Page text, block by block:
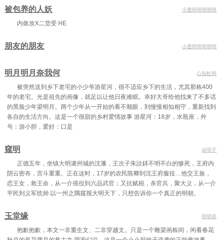
被包养的人妖 小透明明明明明
内敛攻X二货受 HE
朋友的朋友 小透明明明明明
明月明月奈我何 心知杜明
被突然送到乡下老宅的小少爷游星河，很不适应乡下的生活，尤其那栋400
年的老宅。光是祖先的画像，就足以让他日夜难眠。幸好大哥给他找来了不多话
的黑脸少年梁明月。两个少年从一开始的看不顺眼，到慢慢相知相守，重新找到
各自的生活方向。这是一个很甜的乡村爱情故事 游星河：18岁，水瓶座，外
号：游小胆，爱好：口是
窥明 诀明子
正德五年，坐镇大明潞州城的沈藩，王次子朱詮鉌不明不白的惨死，王府内
阴云密布，宫斗重重。正在这时，17岁的农民陈卿到沈王府服役…他交王族，
恋王女，救王命，从一介徭役到六品武官；又抗赋税，杀官兵，聚大义，从一介
平民到义军统帅 以一州之隅窥视大明天下，只想告诉你一个真正的明朝。
玉堂缘 明明蓉
抱歉抱歉，本文一非重生文、二非穿越文。只是一个雕梁画栋间，闲看春花